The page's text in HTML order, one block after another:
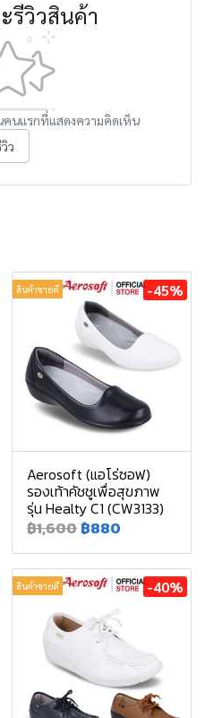
รีวิวสินค้า
คนแรกที่แสดงความคิดเห็น
ว
สินค้าขายดี -45%
Aerosoft (แอโร่ซอฟ)
รองเท้าคัชชูเพื่อสุขภาพ
รุ่น Healty C1 (CW3133)
฿1,600 ฿880
สินค้าขายดี -40%